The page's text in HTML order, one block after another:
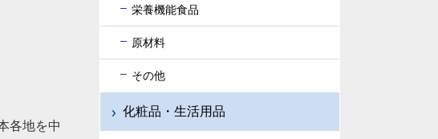
各地を中
栄養機能食品
原材料
その他
化粧品・生活用品